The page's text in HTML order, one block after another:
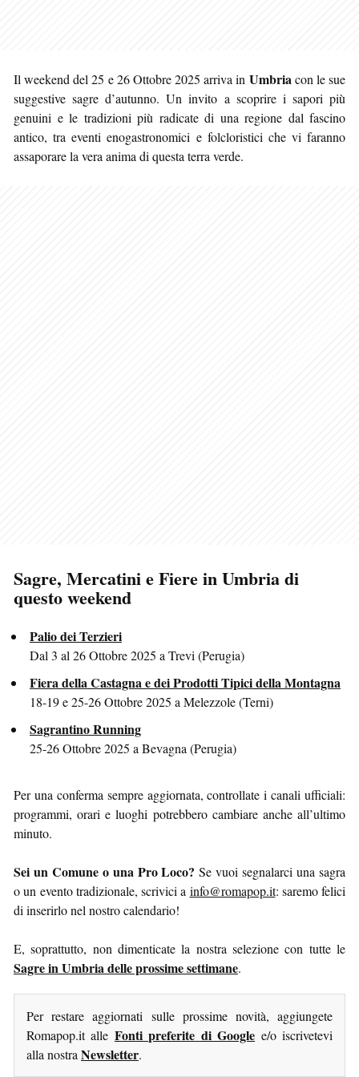
Il weekend del 25 e 26 Ottobre 2025 arriva in Umbria con le sue
suggestive sagre d’autunno. Un invito a scoprire i sapori più
genuini e le tradizioni più radicate di una regione dal fascino
antico, tra eventi enogastronomici e folcloristici che vi faranno
assaporare la vera anima di questa terra verde.
Sagre, Mercatini e Fiere in Umbria di
questo weekend
Palio dei Terzieri
Dal 3 al 26 Ottobre 2025 a Trevi (Perugia)
Fiera della Castagna e dei Prodotti Tipici della Montagna
18-19 e 25-26 Ottobre 2025 a Melezzole (Terni)
Sagrantino Running
25-26 Ottobre 2025 a Bevagna (Perugia)
Per una conferma sempre aggiornata, controllate i canali ufficiali:
programmi, orari e luoghi potrebbero cambiare anche all’ultimo
minuto.
Sei un Comune o una Pro Loco? Se vuoi segnalarci una sagra
o un evento tradizionale, scrivici a info@romapop.it: saremo felici
di inserirlo nel nostro calendario!
E, soprattutto, non dimenticate la nostra selezione con tutte le
Sagre in Umbria delle prossime settimane.
Per restare aggiornati sulle prossime novità, aggiungete
Romapop.it alle Fonti preferite di Google e/o iscrivetevi
alla nostra Newsletter.